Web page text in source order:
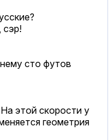
сто футов
этой скорости у
геометрия